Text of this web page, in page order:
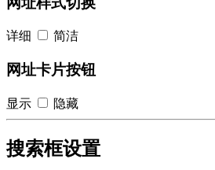
详细 简洁
网址卡片按钮
显示 隐藏
搜索框设置